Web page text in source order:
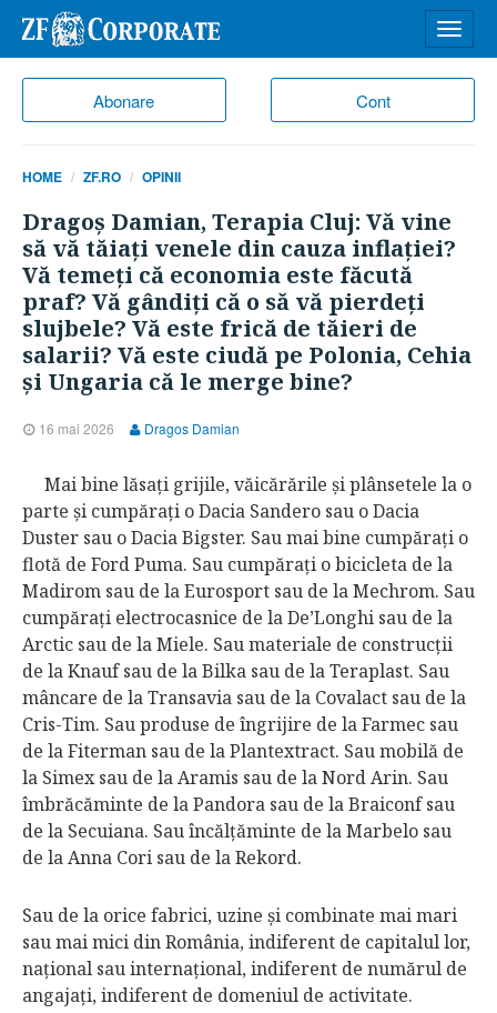
Abonare Cont
meniu
HOME ZF.RO OPINII
Dragoş Damian, Terapia Cluj: Vă vine
să vă tăiaţi venele din cauza inflaţiei?
Vă temeţi că economia este făcută
praf? Vă gândiţi că o să vă pierdeţi
slujbele? Vă este frică de tăieri de
salarii? Vă este ciudă pe Polonia, Cehia
şi Ungaria că le merge bine?
16 mai 2026 Dragos Damian
Mai bine lăsaţi grijile, văicărările şi plânsetele la o
parte şi cumpăraţi o Dacia Sandero sau o Dacia
Duster sau o Dacia Bigster. Sau mai bine cumpăraţi o
flotă de Ford Puma. Sau cumpăraţi o bicicleta de la
Madirom sau de la Eurosport sau de la Mechrom. Sau
cumpăraţi electrocasnice de la De’Longhi sau de la
Arctic sau de la Miele. Sau materiale de construcţii
de la Knauf sau de la Bilka sau de la Teraplast. Sau
mâncare de la Transavia sau de la Covalact sau de la
Cris-Tim. Sau produse de îngrijire de la Farmec sau
de la Fiterman sau de la Plantextract. Sau mobilă de
la Simex sau de la Aramis sau de la Nord Arin. Sau
îmbrăcăminte de la Pandora sau de la Braiconf sau
de la Secuiana. Sau încălţăminte de la Marbelo sau
de la Anna Cori sau de la Rekord.
Sau de la orice fabrici, uzine şi combinate mai mari
sau mai mici din România, indiferent de capitalul lor,
naţional sau internaţional, indiferent de numărul de
angajaţi, indiferent de domeniul de activitate.